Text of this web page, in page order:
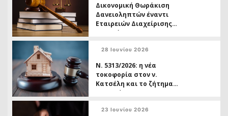
Δικονομική Θωράκιση
Δανειοληπτών έναντι
Εταιρειών Διαχείρισης
Απαιτήσεων
28 Ιουνίου 2026
Ν. 5313/2026: η νέα
τοκοφορία στον ν.
Κατσέλη και το ζήτημα
της ασύμμετρης
Δανειοληπτών έναντι
23 Ιουνίου 2026